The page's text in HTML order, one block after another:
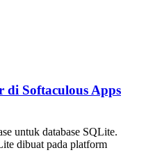
di Softaculous Apps
untuk database SQLite.
dibuat pada platform